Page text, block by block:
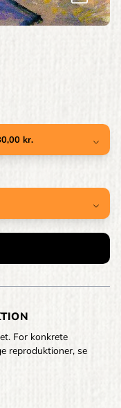
For konkrete
reproduktioner, se